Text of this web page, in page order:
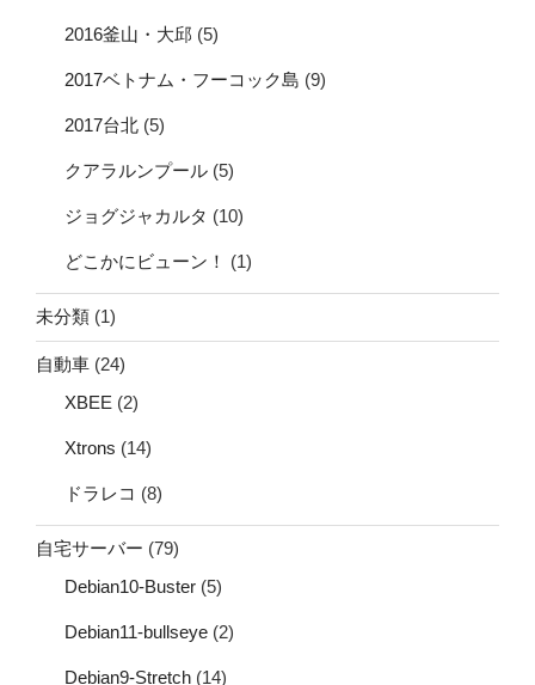
2016釜山・大邱 (5)
2017ベトナム・フーコック島 (9)
2017台北 (5)
クアラルンプール (5)
ジョグジャカルタ (10)
どこかにビューン！ (1)
未分類 (1)
自動車 (24)
XBEE (2)
Xtrons (14)
ドラレコ (8)
自宅サーバー (79)
Debian10-Buster (5)
Debian11-bullseye (2)
Debian9-Stretch (14)